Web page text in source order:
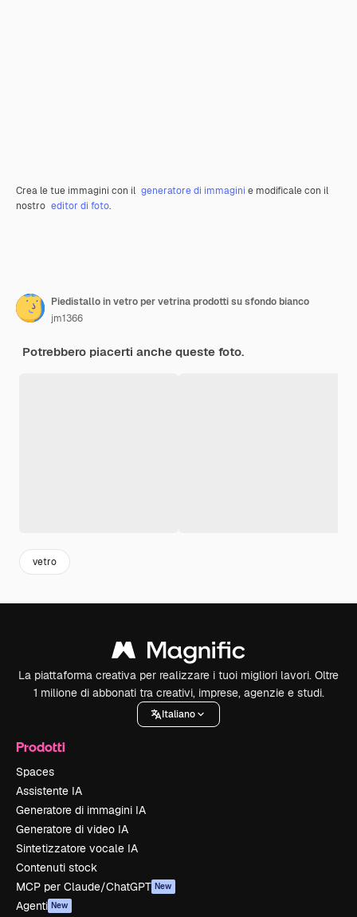
Crea le tue immagini con il generatore di immagini e modificale con il
nostro editor di foto.
Piedistallo in vetro per vetrina prodotti su sfondo bianco
jm1366
Potrebbero piacerti anche queste foto.
vetro
La piattaforma creativa per realizzare i tuoi migliori lavori. Oltre
1 milione di abbonati tra creativi, imprese, agenzie e studi.
Italiano
Prodotti
Spaces
Assistente IA
Generatore di immagini IA
Generatore di video IA
Sintetizzatore vocale IA
Contenuti stock
MCP per Claude/ChatGPT New
Agenti New